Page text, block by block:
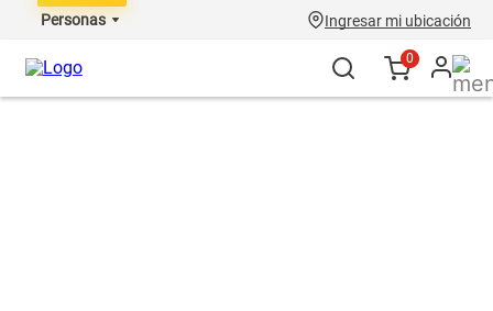
Personas Ingresar mi ubicación
0